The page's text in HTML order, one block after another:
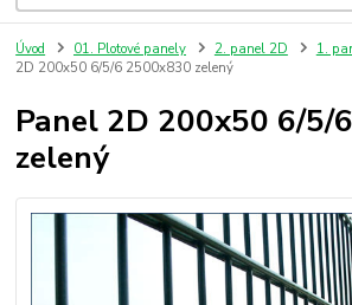
Úvod 01. Plotové panely 2. panel 2D 1.
2D 200x50 6/5/6 2500x830 zelený
Panel 2D 200x50 6/5/
zelený